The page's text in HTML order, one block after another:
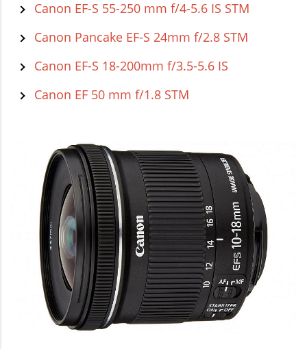
Canon EF-S 55-250 mm f/4-5.6 IS STM
Canon Pancake EF-S 24mm f/2.8 STM
Canon EF-S 18-200mm f/3.5-5.6 IS
Canon EF 50 mm f/1.8 STM